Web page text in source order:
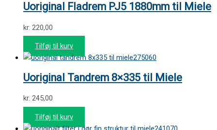
Uoriginal Fladrem PJ5 1880mm til Miele
kr. 220,00
Tilføj til kurv
275060
Uoriginal Tandrem 8×335 til Miele
kr. 245,00
Tilføj til kurv